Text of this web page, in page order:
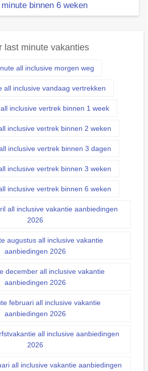
minute binnen 6 weken
last minute vakanties
all inclusive morgen weg
all inclusive vandaag vertrekken
inclusive vertrek binnen 1 week
inclusive vertrek binnen 2 weken
inclusive vertrek binnen 3 dagen
inclusive vertrek binnen 3 weken
inclusive vertrek binnen 6 weken
all inclusive vakantie aanbiedingen
2026
augustus all inclusive vakantie
aanbiedingen 2026
december all inclusive vakantie
aanbiedingen 2026
februari all inclusive vakantie
aanbiedingen 2026
all inclusive aanbiedingen
2026
all inclusive vakantie aanbiedingen